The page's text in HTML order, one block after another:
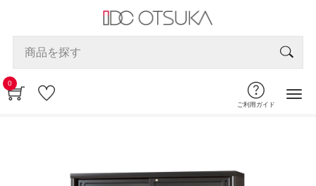
0
ご利用ガイド